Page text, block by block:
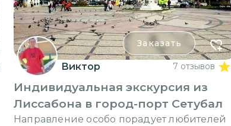
Заказать
Виктор 7 отзывов
Индивидуальная экскурсия из
Лиссабона в город-порт Сетубал
Направление особо порадует любителей